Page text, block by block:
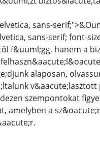
sans-
sans-serif; font-
f&uuml;gg, hanem a
alaposan,
szempontokat
amelyben a